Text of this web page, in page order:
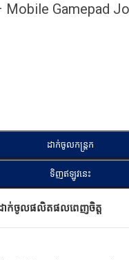
Mobile Gamepad
ដាក់ចូលកន្ត្រក
ទិញឥឡូវនេះ
ាក់ចូលផលិតផលពេញចិត្ត